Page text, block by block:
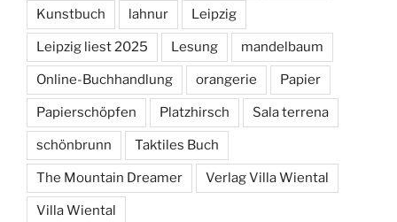
Kunstbuch lahnur Leipzig
Leipzig liest 2025 Lesung mandelbaum
Online-Buchhandlung orangerie Papier
Papierschöpfen Platzhirsch Sala terrena
schönbrunn Taktiles Buch
The Mountain Dreamer Verlag Villa Wiental
Villa Wiental